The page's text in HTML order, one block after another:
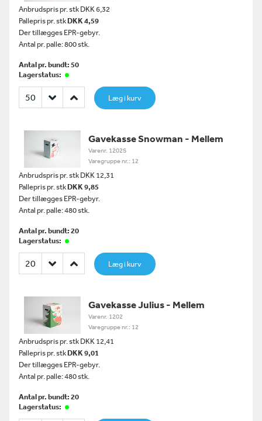
Anbrudspris pr. stk DKK 6,32
Pallepris pr. stkDKK 4,59
Der tillægges EPR-gebyr.
Antal pr. palle: 800 stk.
Antal pr. bundt: 50
Lagerstatus:
Læg i kurv
Gavekasse Snowman - Mellem
Varenr. 1202S
Varegruppe nr.: 12
Anbrudspris pr. stk DKK 12,31
Pallepris pr. stkDKK 9,85
Der tillægges EPR-gebyr.
Antal pr. palle: 480 stk.
Antal pr. bundt: 20
Lagerstatus:
Læg i kurv
Gavekasse Julius - Mellem
Varenr. 1202
Varegruppe nr.: 12
Anbrudspris pr. stk DKK 12,41
Pallepris pr. stkDKK 9,01
Der tillægges EPR-gebyr.
Antal pr. palle: 480 stk.
Antal pr. bundt: 20
Lagerstatus: